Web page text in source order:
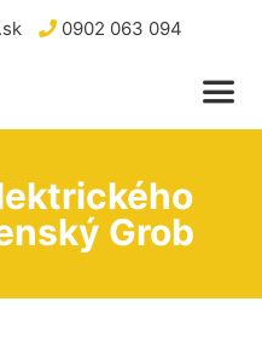
0902 063 094
Grob